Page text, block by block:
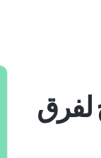
لفرق